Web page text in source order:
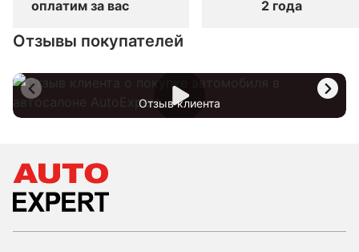
оплатим за вас
2 года
Отзывы покупателей
Отзыв клиента